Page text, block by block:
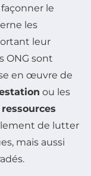
le
les
leur
ONG sont
en œuvre de
ou les
de lutter
mais aussi